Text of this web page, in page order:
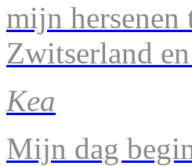
mijn
Zwitserland
Kea
Mijn dag